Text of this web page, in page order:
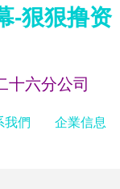
-狠狠撸资
十六分公司
我們 企業信息